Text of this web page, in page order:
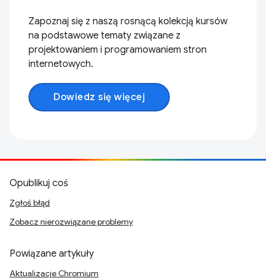
Zapoznaj się z naszą rosnącą kolekcją kursów
na podstawowe tematy związane z
projektowaniem i programowaniem stron
internetowych.
Dowiedz się więcej
Opublikuj coś
Zgłoś błąd
Zobacz nierozwiązane problemy
Powiązane artykuły
Aktualizacje Chromium